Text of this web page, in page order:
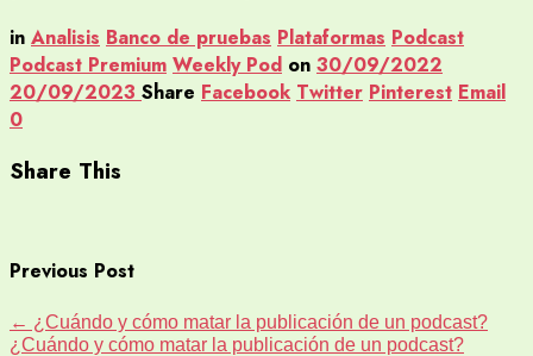
in Analisis Banco de pruebas Plataformas Podcast
Podcast Premium Weekly Pod on 30/09/2022
20/09/2023 Share Facebook Twitter Pinterest Email
0
Share This
Previous Post
← ¿Cuándo y cómo matar la publicación de un podcast?
¿Cuándo y cómo matar la publicación de un podcast?